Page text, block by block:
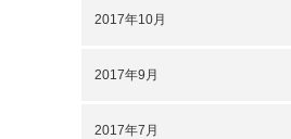
2017年10月
2017年9月
2017年7月